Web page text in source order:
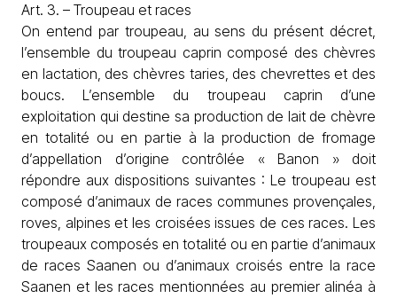
Art. 3. – Troupeau et races
On entend par troupeau, au sens du présent décret,
l’ensemble du troupeau caprin composé des chèvres
en lactation, des chèvres taries, des chevrettes et des
boucs. L’ensemble du troupeau caprin d’une
exploitation qui destine sa production de lait de chèvre
en totalité ou en partie à la production de fromage
d’appellation d’origine contrôlée « Banon » doit
répondre aux dispositions suivantes : Le troupeau est
composé d’animaux de races communes provençales,
roves, alpines et les croisées issues de ces races. Les
troupeaux composés en totalité ou en partie d’animaux
de races Saanen ou d’animaux croisés entre la race
Saanen et les races mentionnées au premier alinéa à